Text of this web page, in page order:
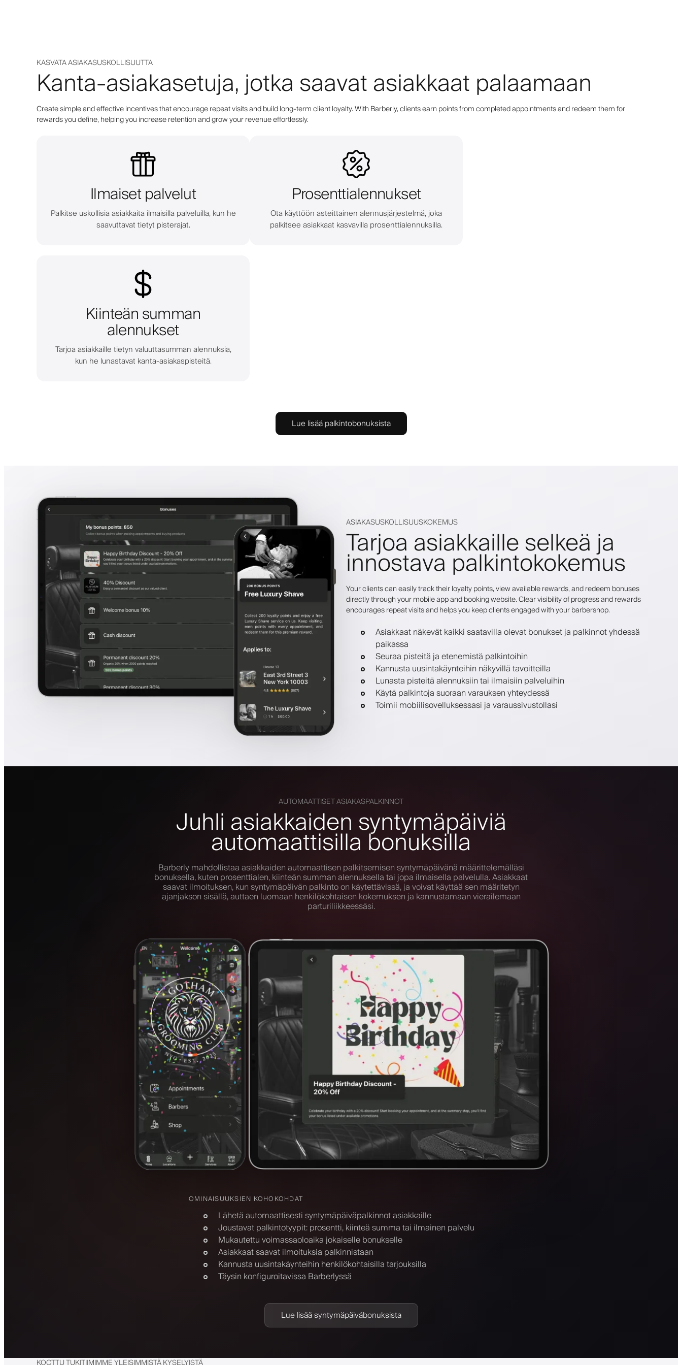
KASVATA ASIAKASUSKOLLISUUTTA
Kanta-asiakasetuja, jotka saavat asiakkaat palaamaan
Create simple and effective incentives that encourage repeat visits and build long-term client loyalty. With Barberly, clients earn points from completed appointments and redeem them for
rewards you define, helping you increase retention and grow your revenue effortlessly.
Ilmaiset palvelut
Palkitse uskollisia asiakkaita ilmaisilla palveluilla, kun he
saavuttavat tietyt pisterajat.
Prosenttialennukset
Ota käyttöön asteittainen alennusjärjestelmä, joka
palkitsee asiakkaat kasvavilla prosenttialennuksilla.
Kiinteän summan
alennukset
Tarjoa asiakkaille tietyn valuuttasumman alennuksia,
kun he lunastavat kanta-asiakaspisteitä.
Lue lisää palkintobonuksista
ASIAKASUSKOLLISUUSKOKEMUS
Tarjoa asiakkaille selkeä ja
innostava palkintokokemus
Your clients can easily track their loyalty points, view available rewards, and redeem bonuses
directly through your mobile app and booking website. Clear visibility of progress and rewards
encourages repeat visits and helps you keep clients engaged with your barbershop.
Asiakkaat näkevät kaikki saatavilla olevat bonukset ja palkinnot yhdessä
paikassa
Seuraa pisteitä ja etenemistä palkintoihin
Kannusta uusintakäynteihin näkyvillä tavoitteilla
Lunasta pisteitä alennuksiin tai ilmaisiin palveluihin
Käytä palkintoja suoraan varauksen yhteydessä
Toimii mobiilisovelluksessasi ja varaussivustollasi
AUTOMAATTISET ASIAKASPALKINNOT
Juhli asiakkaiden syntymäpäiviä
automaattisilla bonuksilla
Barberly mahdollistaa asiakkaiden automaattisen palkitsemisen syntymäpäivänä määrittelemälläsi
bonuksella, kuten prosenttialen, kiinteän summan alennuksella tai jopa ilmaisella palvelulla. Asiakkaat
saavat ilmoituksen, kun syntymäpäivän palkinto on käytettävissä, ja voivat käyttää sen määritetyn
ajanjakson sisällä, auttaen luomaan henkilökohtaisen kokemuksen ja kannustamaan vierailemaan
parturiliikkeessäsi.
OMINAISUUKSIEN KOHOKOHDAT
Lähetä automaattisesti syntymäpäiväpalkinnot asiakkaille
Joustavat palkintotyypit: prosentti, kiinteä summa tai ilmainen palvelu
Mukautettu voimassaoloaika jokaiselle bonukselle
Asiakkaat saavat ilmoituksia palkinnistaan
Kannusta uusintakäynteihin henkilökohtaisilla tarjouksilla
Täysin konfiguroitavissa Barberlyssä
Lue lisää syntymäpäiväbonuksista